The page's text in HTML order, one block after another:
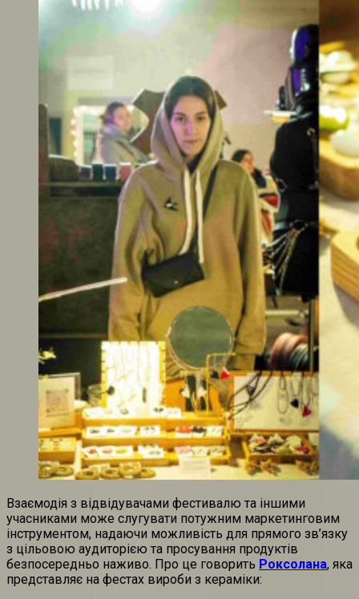
Взаємодія з відвідувачами фестивалю та іншими
учасниками може слугувати потужним маркетинговим
інструментом, надаючи можливість для прямого зв’язку
з цільовою аудиторією та просування продуктів
безпосередньо наживо. Про це говорить Роксолана, яка
представляє на фестах вироби з кераміки: